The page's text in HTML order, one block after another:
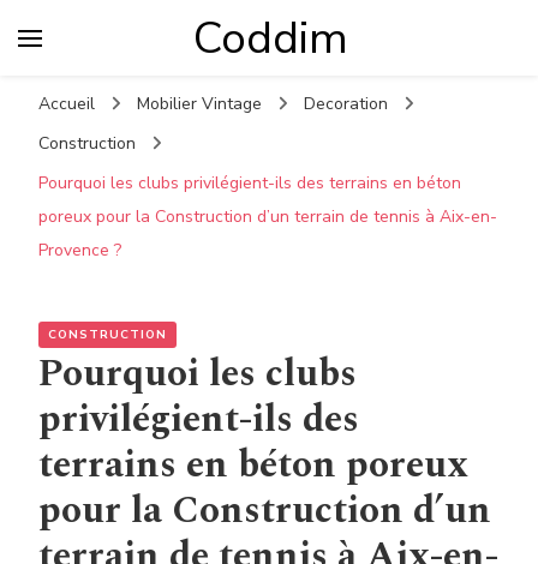
Coddim
Accueil Mobilier Vintage
Decoration
Construction
Pourquoi les clubs privilégient-ils des terrains en béton
poreux pour la Construction d’un terrain de tennis à Aix-en-
Provence ?
CONSTRUCTION
Pourquoi les clubs
privilégient-ils des
terrains en béton poreux
pour la Construction d’un